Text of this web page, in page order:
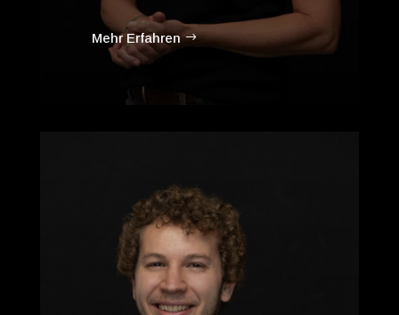
Mehr Erfahren